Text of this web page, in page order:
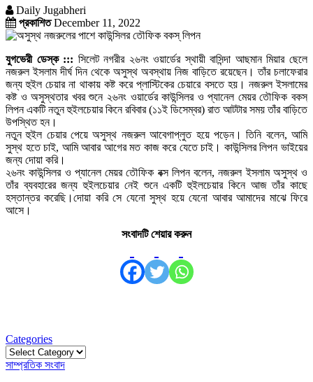
Daily Jugabheri
প্রকাশিতDecember 11, 2022
যুগভেরী ডেস্ক ::: সিলেট নগরীর ২৬নং ওয়ার্ডের স্থায়ী বাসিন্দা আছমান মিয়ার ছেলে
নজরুল ইসলাম দীর্ঘ দিন থেকে অসুস্থ অবস্থায় নিজ বাড়িতে রয়েছেন। তাঁর চলাফেরার
জন্য হুইল চেয়ার না থাকায় কষ্ট করে প্লাস্টিকের চেয়ারে বসতে হয়। নজরুল ইসলামের
কষ্ট ও অসুস্থতার খবর শুনে ২৬নং ওয়ার্ডের কাউন্সিলর ও প্যানেল মেয়র তৌফিক বকস্
লিপন একটি নতুন হুইলচেয়ার কিনে রবিবার (১১ই ডিসেম্বর) রাত আটটার সময় তাঁর বাড়িতে
উপস্থিত হন।
নতুন হুইল চেয়ার পেয়ে অসুস্থ নজরুল আবেগাপ্লুত হয়ে পড়েন। তিনি বলেন, আমি
সুস্থ হতে চাই, আমি আবার আগের মত কাজ করে যেতে চাই। কাউন্সিলর লিপন ভাইয়ের
জন্য দোয়া করি।
২৬নং কাউন্সিলর ও প্যানেল মেয়র তৌফিক বক্স লিপন বলেন, নজরুল ইসলাম অসুস্থ ও
তাঁর ব্যবহারের জন্য হুইলচেয়ার নেই শুনে একটি হুইলচেয়ার কিনে আজ তাঁর কাছে
হস্তান্তর করেছি।দোয়া করি সে যেনো সুস্থ হয়ে যেনো আবার আমাদের মাঝে ফিরে
আসে।
সংবাদটি শেয়ার করুন
Categories
Categories
সাম্প্রতিক সংবাদ